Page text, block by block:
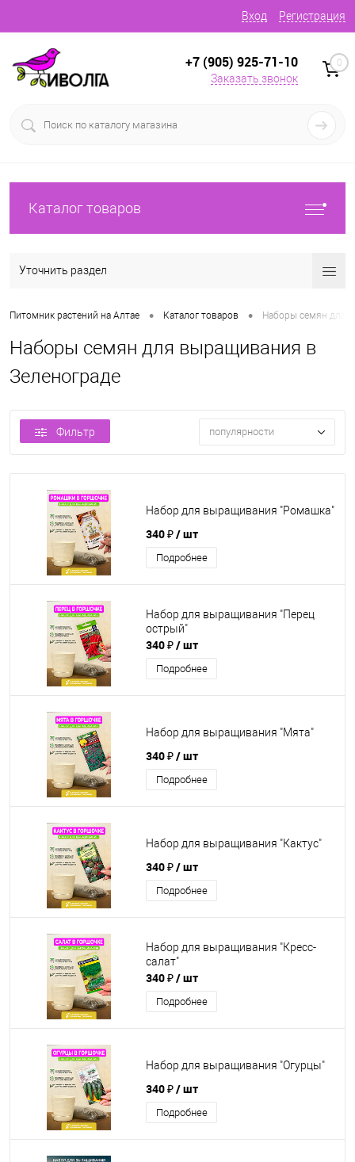
Вход Регистрация
+7 (905) 925-71-10
Заказать звонок
0
Каталог товаров
Уточнить раздел
Питомник растений на Алтае • Каталог товаров • Наборы семян для
Наборы семян для выращивания в
Зеленограде
Фильтр популярности
Набор для выращивания "Ромашка"
340 ₽/ шт
Подробнее
Набор для выращивания "Перец
острый"
340 ₽/ шт
Подробнее
Набор для выращивания "Мята"
340 ₽/ шт
Подробнее
Набор для выращивания "Кактус"
340 ₽/ шт
Подробнее
Набор для выращивания "Кресс-
салат"
340 ₽/ шт
Подробнее
Набор для выращивания "Огурцы"
340 ₽/ шт
Подробнее